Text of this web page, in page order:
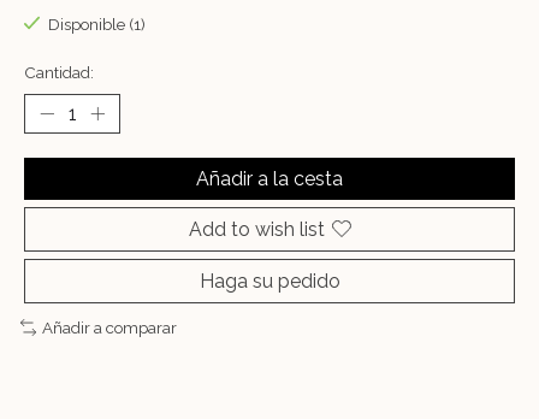
Disponible (1)
Cantidad:
Añadir a la cesta
Add to wish list
Haga su pedido
Añadir a comparar